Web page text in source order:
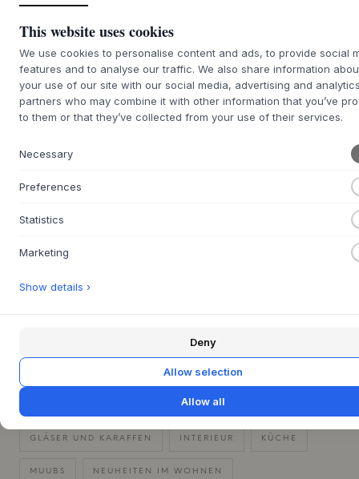
Luftblasen und Variationen in der Glasdicke, die von der
echten Handwerkskunst hinter der Produktion zeugen. Der
visuelle Ausdruck schafft eine Atmosphäre von müheloser
Eleganz und sinnlicher Textur im Raum.
Der klare oder leicht rauchfarbene Ton des Glases fängt
das Licht wunderschön ein und erzeugt ein lebendiges
Glass mit anderen Elementen der Ripe-Serie, wie
und elegantes Tischgedeck zu schaffen. Die taktile
werden, und passt sowohl zu modernem als auch zu
30 TAGE EINFACHE RÜCKGABE +
SCHNELLE LIEFERUNG
GLÄSER UND KARAFFEN INTERIEUR KÜCHE
MUUBS NEUHEITEN IM WOHNEN
This website uses cookies
We use cookies to personalise content and ads, to provide social
features and to analyse our traffic. We also share information
your use of our site with our social media, advertising and
partners who may combine it with other information that you’ve
to them or that they’ve collected from your use of their services.
Necessary
Preferences
Statistics
Marketing
Show details ›
Deny
Allow selection
Allow all